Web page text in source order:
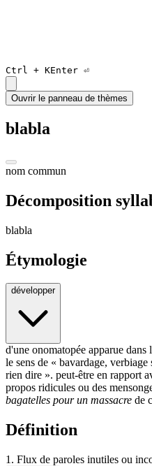
Ctrl + KEnter ⏎
Ouvrir le panneau de thèmes
blabla
nom commun
Décomposition
blabla
Étymologie
développer
d'une onomatopée apparue dans
le sens de « bavardage, verbiage
rien dire ». peut-être en rapport
propos ridicules ou des
bagatelles pour un massacre de
Définition
1. Flux de paroles inutiles ou